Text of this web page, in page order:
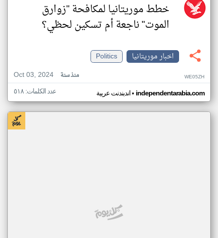
خطط موريتانيا لمكافحة "زوارق
الموت" ناجعة أم تسكين لحظي؟
اخبار موريتانيا
Politics
Oct 03, 2024
منذ سنة WE05ZH
اندبندنت عربية• independentarabia.com عدد الكلمات: ٥١٨